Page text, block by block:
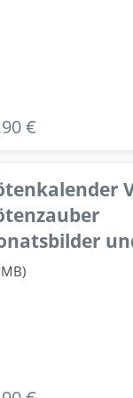
€